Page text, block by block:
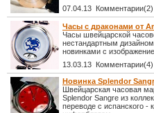
07.04.13 Комментарии(2)
Часы с драконами от
Часы швейцарской
нестандартным
новинками с
13.03.13 Комментарии(4)
Новинка Splendor
Швейцарская часовая
Splendor Sangre из
переводе с испанского